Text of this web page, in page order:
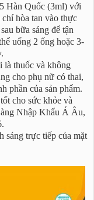
Hàn Quốc (3ml) với
hòa tan vào thực
bữa sáng để tận
uống 2 ống hoặc 3-
là thuốc và không
cho phụ nữ có thai,
phần của sản phẩm.
cho sức khỏe và
Nhập Khẩu Á Âu,
sáng trực tiếp của mặt